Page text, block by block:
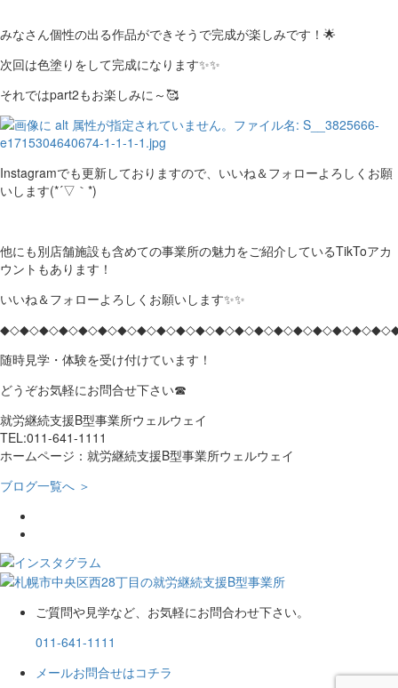
みなさん個性の出る作品ができそうで完成が楽しみです！🌟
次回は色塗りをして完成になります✨✨
それではpart2もお楽しみに～🥰
Instagramでも更新しておりますので、いいね＆フォローよろしくお願
いします(*´▽｀*)
他にも別店舗施設も含めての事業所の魅力をご紹介しているTikToアカ
ウントもあります！
いいね＆フォローよろしくお願いします✨✨
随時見学・体験を受け付けています！
どうぞお気軽にお問合せ下さい☎
就労継続支援B型事業所ウェルウェイ
TEL:011-641-1111
ホームページ：就労継続支援B型事業所ウェルウェイ
ブログ一覧へ ＞
ご質問や見学など、お気軽にお問合わせ下さい。
011-641-1111
メールお問合せはコチラ